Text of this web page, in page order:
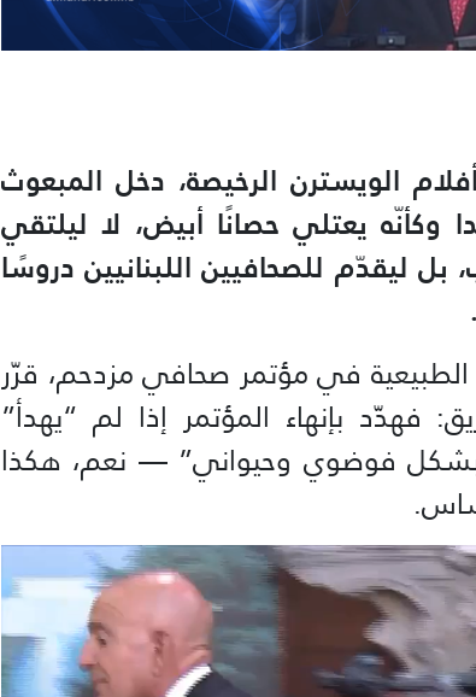
الويسترن الرخيصة، دخل المبعوث
وكأنّه يعتلي حصانًا أبيض، لا ليلتقي
ليقدّم للصحافيين اللبنانيين دروسًا
في مؤتمر صحافي مزدحم، قرّر
فهدّد بإنهاء المؤتمر إذا لم “يهدأ”
فوضوي وحيواني” — نعم، هكذا